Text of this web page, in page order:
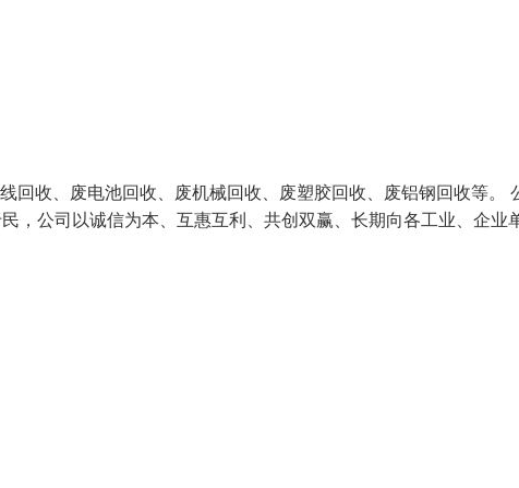
回收、废电池回收、废机械回收、废塑胶回收、废铝钢回收等。
，公司以诚信为本、互惠互利、共创双赢、长期向各工业、企业